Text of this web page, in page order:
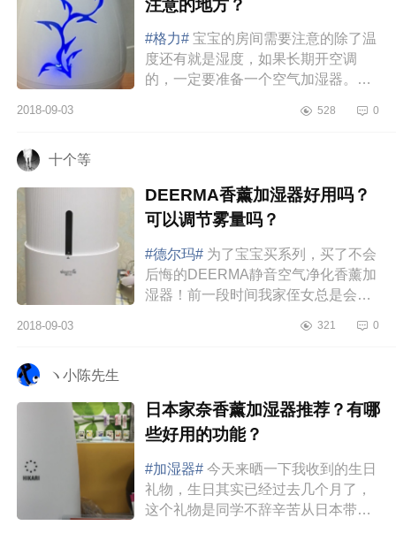
注意的地方？
#格力# 宝宝的房间需要注意的除了温
度还有就是湿度，如果长期开空调
的，一定要准备一个空气加湿器。我
推荐给大家。房间空气很干燥，宝...
2018-09-03 528 0
十个等
DEERMA香薰加湿器好用吗？
可以调节雾量吗？
#德尔玛# 为了宝宝买系列，买了不会
后悔的DEERMA静音空气净化香薰加
湿器！前一段时间我家侄女总是会在
看，是流鼻血了，一连几天都是这
2018-09-03 321 0
ヽ小陈先生
日本家奈香薰加湿器推荐？有哪
些好用的功能？
#加湿器# 今天来晒一下我收到的生日
礼物，生日其实已经过去几个月了，
这个礼物是同学不辞辛苦从日本带给